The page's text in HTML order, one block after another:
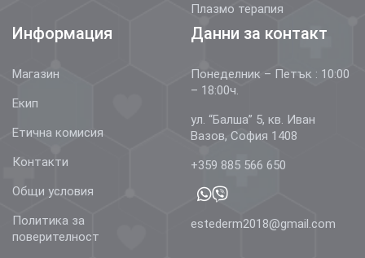
Плазмо терапия
Информация
Магазин
Екип
Етична комисия
Контакти
Общи условия
Политика за
поверителност
Данни за контакт
Понеделник – Петък : 10:00
– 18:00ч.
ул. “Балша” 5, кв. Иван
Вазов, София 1408
+359 885 566 650
estederm2018@gmail.com